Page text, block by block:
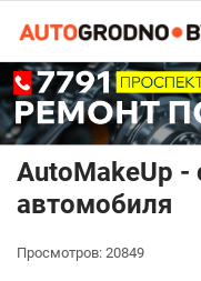
AutoMakeUp -
автомобиля
Просмотров: 20849